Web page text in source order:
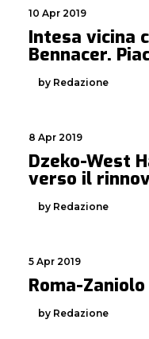
10 Apr 2019
Intesa vicina
Bennacer.
by Redazione
8 Apr 2019
Dzeko-West
verso il
by Redazione
5 Apr 2019
Roma-
by Redazione